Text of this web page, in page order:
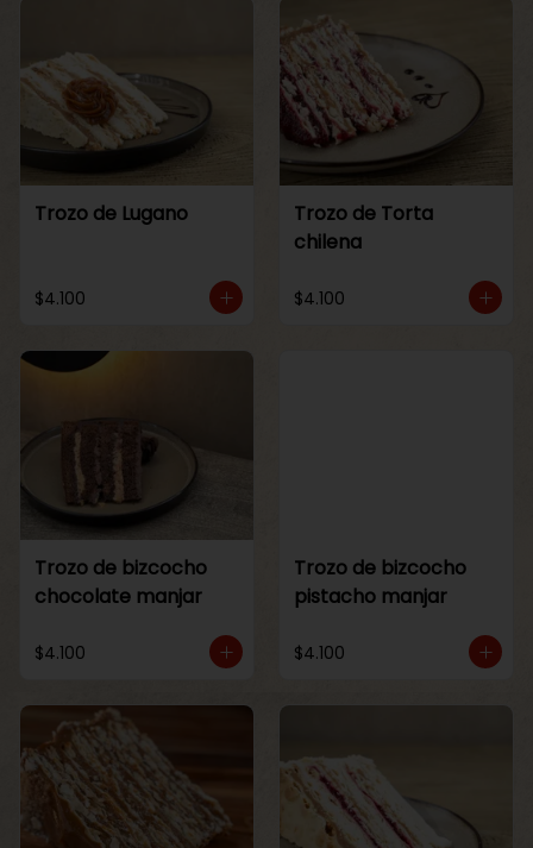
Trozo de Lugano
$4.100
Trozo de Torta
chilena
$4.100
Trozo de bizcocho
chocolate manjar
$4.100
Trozo de bizcocho
pistacho manjar
$4.100